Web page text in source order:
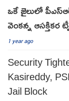
ఒకే జైలులో
వెంకన్న ఆసక్తికర
1 year ago
Security
Kasireddy,
Jail Block